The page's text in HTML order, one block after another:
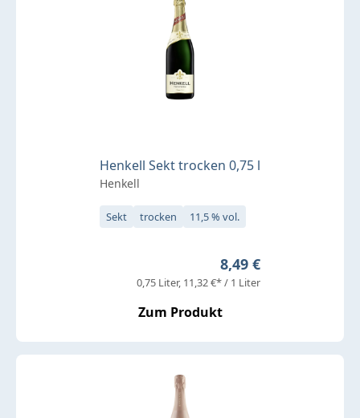
Henkell Sekt trocken 0,75 l
Henkell
Sekt trocken 11,5 % vol.
Regulärer Preis:
8,49 €
0,75 Liter 11,32 €* / 1 Liter
Zum Produkt